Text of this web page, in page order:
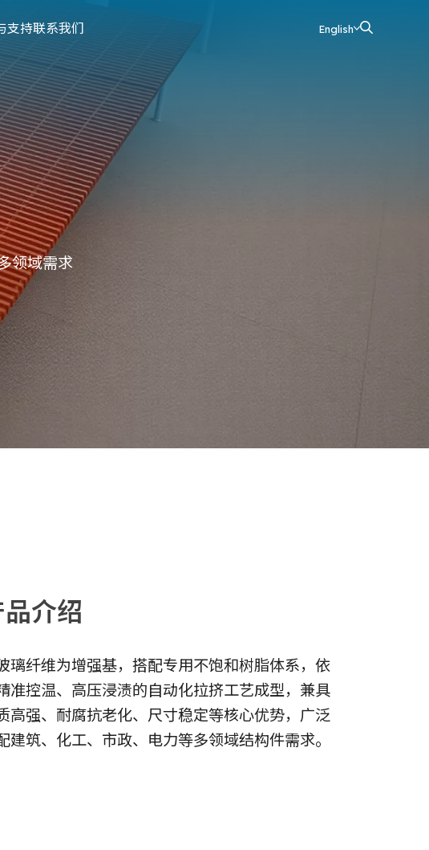
支持联系我们 English
领域需求
品介绍
璃纤维为增强基，搭配专用不饱和树脂体系，依
准控温、高压浸渍的自动化拉挤工艺成型，兼具
高强、耐腐抗老化、尺寸稳定等核心优势，广泛
建筑、化工、市政、电力等多领域结构件需求。